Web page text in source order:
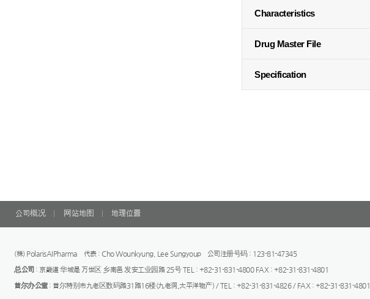
Characteristics
Drug Master File
Specification
公司概况 网站地图 地理位置
(株) PolarisAIPharma 代表 : Cho Wounkyung, Lee Sungyoup 公司注册号码 : 123-81-47345
总公司 : 京畿道 华城是 万世区 乡南邑 发安工业园路 25号 TEL : +82-31-831-4800 FAX : +82-31-831-4801
首尔办公室: 首尔特别市九老区数码路31路16楼(九老洞,太平洋物产) / TEL : +82-31-831-4826 / FAX : +82-31-831-4801